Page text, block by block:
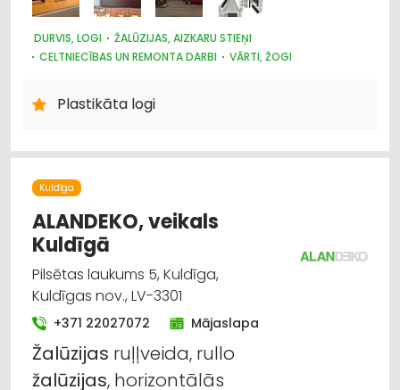
DURVIS, LOGI
ŽALŪZIJAS, AIZKARU STIEŅI
CELTNIECĪBAS UN REMONTA DARBI
VĀRTI, ŽOGI
Plastikāta logi
Kuldīga
ALANDEKO, veikals
Kuldīgā
Pilsētas laukums 5, Kuldīga,
Kuldīgas nov., LV-3301
+371 22027072 Mājaslapa
Žalūzijas ruļļveida, rullo
žalūzijas, horizontālās